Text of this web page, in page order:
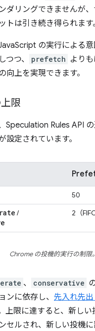
ダリングできませんが
トは引き続き得られます。
の実行による
つつ、
prefetch より
向上を実現できます。
限
Speculation Rules API
設定されています。
50
/ 2（
Chrome の投機的実行の制限。
、 conservative
ンに依存し、 先入れ先
上限に達すると、新し
セルされ、新しい投機